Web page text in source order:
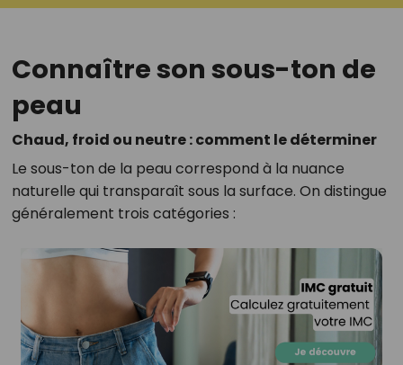
Connaître son sous-ton de
peau
Chaud, froid ou neutre : comment le déterminer
Le sous-ton de la peau correspond à la nuance
naturelle qui transparaît sous la surface. On distingue
généralement trois catégories :